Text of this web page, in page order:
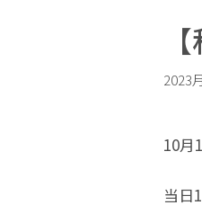
2023
10月
当日